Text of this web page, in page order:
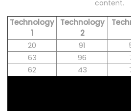
content.
Technology
1
Technology
2
20
91
63
96
62
43